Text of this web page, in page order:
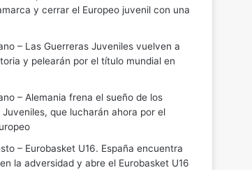
y cerrar el Europeo juvenil con una
– Las Guerreras Juveniles vuelven a
y pelearán por el título mundial en
– Alemania frena el sueño de los
Juveniles, que lucharán ahora por el
– Eurobasket U16. España encuentra
la adversidad y abre el Eurobasket U16